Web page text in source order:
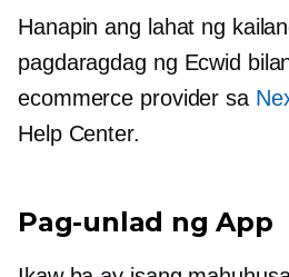
Hanapin ang lahat ng
pagdaragdag ng Ecwid
ecommerce provider sa
Help Center.
Pag-unlad ng App